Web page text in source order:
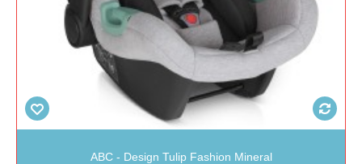
ABC - Design Tulip Fashion Mineral